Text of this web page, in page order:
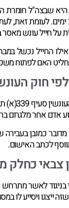
שבצה"ל חומרת
מעבר ל- 20 ימים.
חייל עונש מאסר
אילו החייל נכשל
האם לפתוח
חוק
אדם אחר מלגרום
כמובן בעבירה
לכתב האישום.
צבאי
בניגוד לאשר
ייצגו ויסייע לו